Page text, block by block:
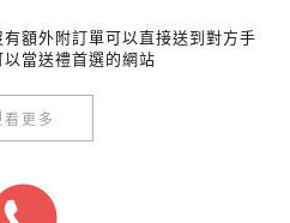
額外附訂單可以直接送到對方手
當送禮首選的網站
看更多